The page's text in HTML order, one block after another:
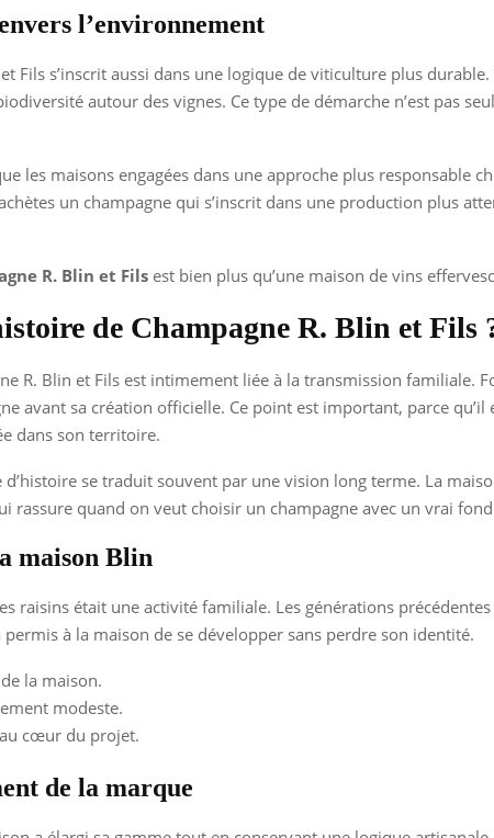
l’environnement
Fils s’inscrit aussi dans une logique de viticulture plus
autour des vignes. Ce type de démarche n’est pas
les maisons engagées dans une approche plus responsable
un champagne qui s’inscrit dans une production plus
R. Blin et Fils est bien plus qu’une maison de vins
de Champagne R. Blin et Fils
R. Blin et Fils est intimement liée à la transmission familiale.
avant sa création officielle. Ce point est important, parce
dans son territoire.
d’histoire se traduit souvent par une vision long terme. La
rassure quand on veut choisir un champagne avec un vrai
maison Blin
raisins était une activité familiale. Les générations
permis à la maison de se développer sans perdre son identité.
la maison.
modeste.
cœur du projet.
de la marque